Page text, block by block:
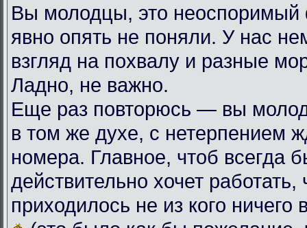
Вы молодцы, это
явно опять не поняли. У нас
взгляд на похвалу и разные
Ладно, не важно.
Еще раз повторюсь — вы
в том же духе, с нетерпением
номера. Главное, чтоб всегда
действительно хочет работать,
приходилось не из кого ничего